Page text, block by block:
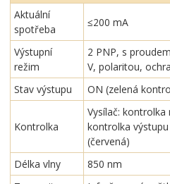
Aktuální
spotřeba
≤200 mA
Výstupní
režim
2 PNP, s
V, polaritou,
Stav výstupu
ON (zelená
Kontrolka
Vysílač:
kontrolka
(červená)
Délka vlny
850 nm